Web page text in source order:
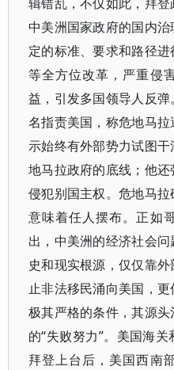
中美洲国家政府的国内
定的标准、要求和路径
等全方位改革，严重侵
益，引发多国领导人反
名指责美国，称危地马
示始终有外部势力试图
地马拉政府的底线；他
侵犯别国主权。危地马
意味着任人摆布。正如
出，中美洲的经济社会
史和现实根源，仅仅靠
止非法移民涌向美国，
极其严格的条件，其源
的“失败努力”。美国海
拜登上台后，美国西南